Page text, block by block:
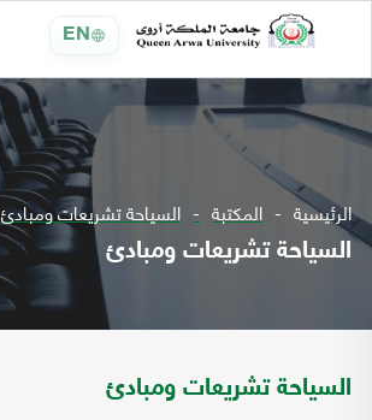
EN
الرئيسية المكتبة السياحة تشريعات ومبادئ
السياحة تشريعات ومبادئ
السياحة تشريعات ومبادئ